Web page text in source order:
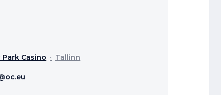
Casino Tallinn